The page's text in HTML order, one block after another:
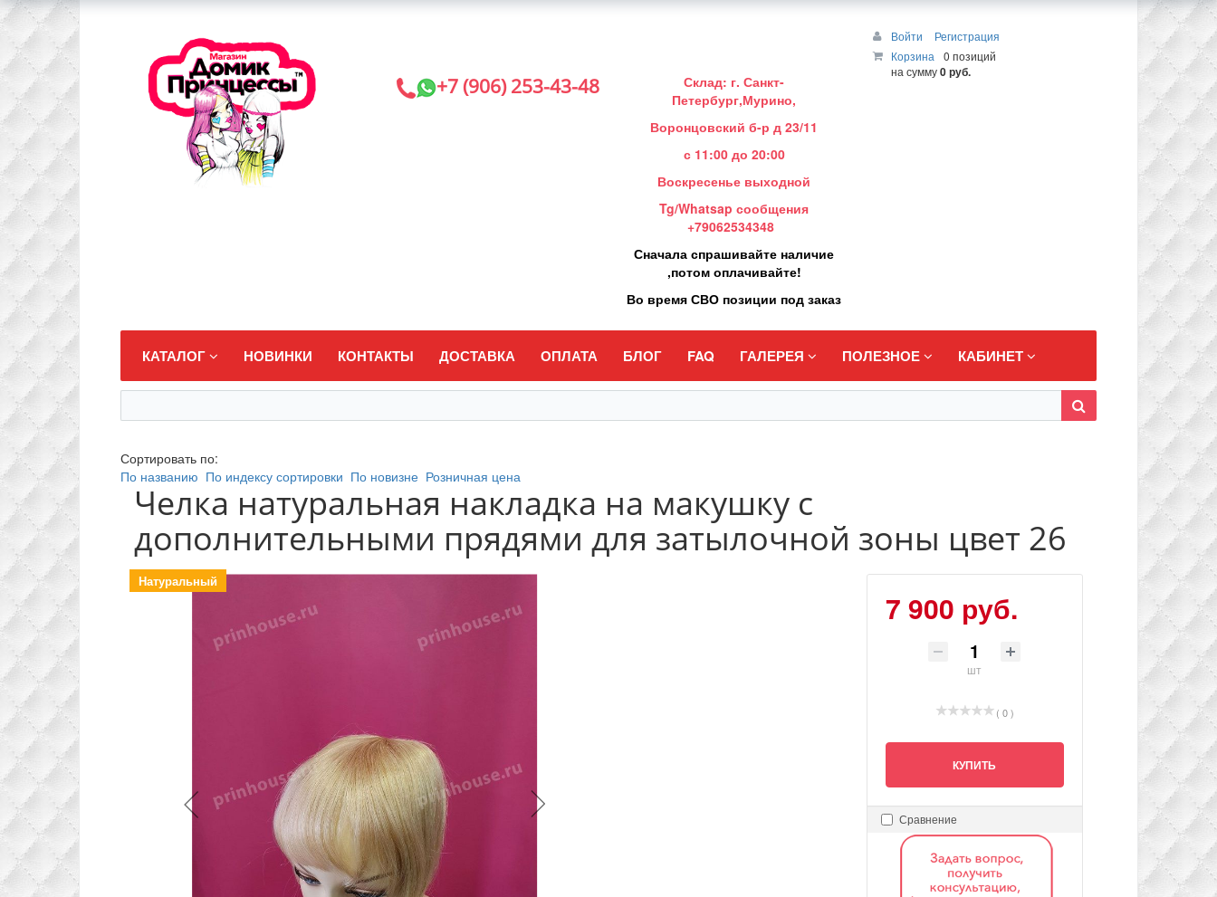
+7 (906) 253-43-48
Склад: г. Санкт-
Петербург,Мурино,
Воронцовский б-р д 23/11
с 11:00 до 20:00
Воскресенье выходной
Tg/Whatsap сообщения
+79062534348
Сначала спрашивайте наличие
,потом оплачивайте!
Во время СВО позиции под заказ
Войти
Регистрация
Корзина
0 позиций
на сумму0 руб.
КАТАЛОГ НОВИНКИ КОНТАКТЫ ДОСТАВКА ОПЛАТА БЛОГ FAQ ГАЛЕРЕЯ ПОЛЕЗНОЕ КАБИНЕТ
Сортировать по:
По названию По индексу сортировки По новизне Розничная цена
Челка натуральная накладка на макушку с
дополнительными прядями для затылочной зоны цвет 26
Натуральный
7 900 руб.
шт
( 0 )
КУПИТЬ
Сравнение